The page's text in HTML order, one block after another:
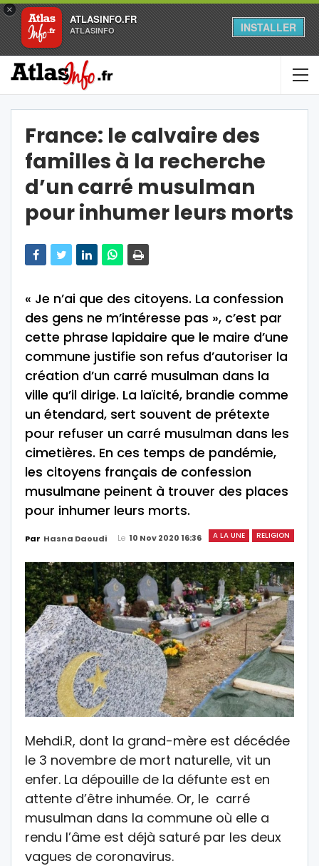
×
ATLASINFO.FR
ATLASINFO INSTALLER
France: le calvaire des
familles à la recherche
d’un carré musulman
pour inhumer leurs morts
« Je n’ai que des citoyens. La confession
des gens ne m’intéresse pas », c’est par
cette phrase lapidaire que le maire d’une
commune justifie son refus d’autoriser la
création d’un carré musulman dans la
ville qu’il dirige. La laïcité, brandie comme
un étendard, sert souvent de prétexte
pour refuser un carré musulman dans les
cimetières. En ces temps de pandémie,
les citoyens français de confession
musulmane peinent à trouver des places
pour inhumer leurs morts.
A LA UNE RELIGION
Par Hasna Daoudi Le 10 Nov 2020 16:36
Mehdi.R, dont la grand-mère est décédée
le 3 novembre de mort naturelle, vit un
enfer. La dépouille de la défunte est en
attente d’être inhumée. Or, le carré
musulman dans la commune où elle a
rendu l’âme est déjà saturé par les deux
vagues de coronavirus.